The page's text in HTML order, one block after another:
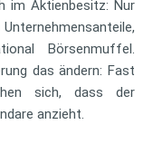
im Aktienbesitz: Nur
Börsenmuffel.
das ändern: Fast
sich, dass der
anzieht.